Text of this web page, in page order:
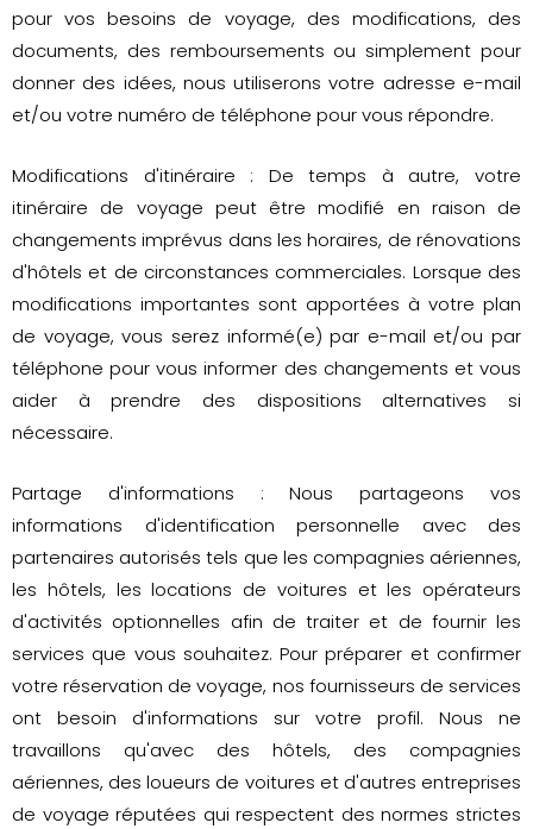
pour vos besoins de voyage, des modifications, des
documents, des remboursements ou simplement pour
donner des idées, nous utiliserons votre adresse e-mail
et/ou votre numéro de téléphone pour vous répondre.
Modifications d'itinéraire : De temps à autre, votre
itinéraire de voyage peut être modifié en raison de
changements imprévus dans les horaires, de rénovations
d'hôtels et de circonstances commerciales. Lorsque des
modifications importantes sont apportées à votre plan
de voyage, vous serez informé(e) par e-mail et/ou par
téléphone pour vous informer des changements et vous
aider à prendre des dispositions alternatives si
nécessaire.
Partage d'informations : Nous partageons vos
informations d'identification personnelle avec des
partenaires autorisés tels que les compagnies aériennes,
les hôtels, les locations de voitures et les opérateurs
d'activités optionnelles afin de traiter et de fournir les
services que vous souhaitez. Pour préparer et confirmer
votre réservation de voyage, nos fournisseurs de services
ont besoin d'informations sur votre profil. Nous ne
travaillons qu'avec des hôtels, des compagnies
aériennes, des loueurs de voitures et d'autres entreprises
de voyage réputées qui respectent des normes strictes